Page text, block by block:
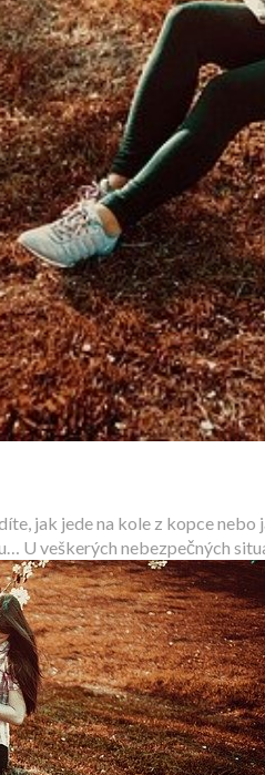
jak jede na kole z kopce
U veškerých nebezpečných